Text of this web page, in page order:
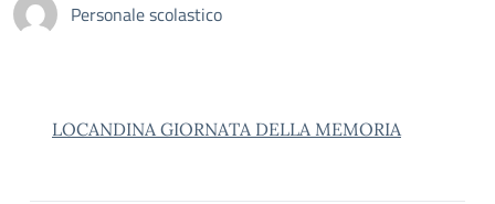
Personale scolastico
LOCANDINA GIORNATA DELLA MEMORIA